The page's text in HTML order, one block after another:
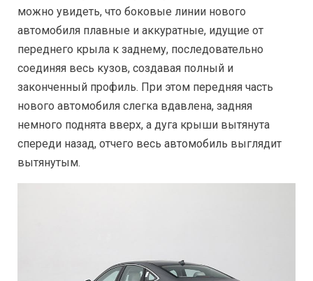
можно увидеть, что боковые линии нового
автомобиля плавные и аккуратные, идущие от
переднего крыла к заднему, последовательно
соединяя весь кузов, создавая полный и
законченный профиль. При этом передняя часть
нового автомобиля слегка вдавлена, задняя
немного поднята вверх, а дуга крыши вытянута
спереди назад, отчего весь автомобиль выглядит
вытянутым.